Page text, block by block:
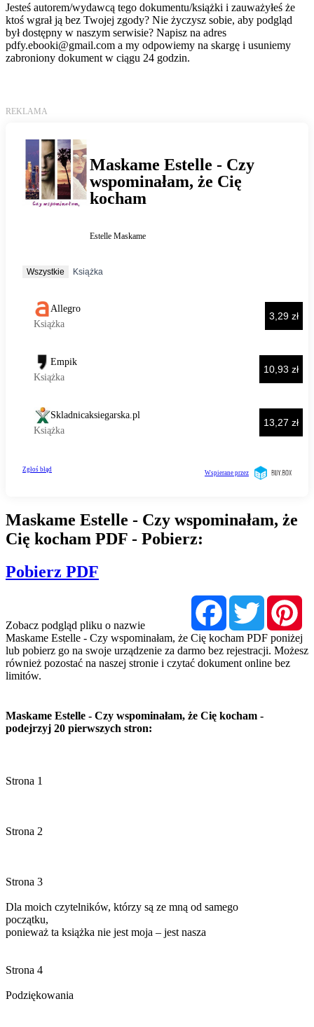
Jesteś autorem/wydawcą tego dokumentu/książki i zauważyłeś że
ktoś wgrał ją bez Twojej zgody? Nie życzysz sobie, aby podgląd
był dostępny w naszym serwisie? Napisz na adres
pdfy.ebooki@gmail.com a my odpowiemy na skargę i usuniemy
zabroniony dokument w ciągu 24 godzin.
Maskame Estelle - Czy wspominałam, że
Cię kocham PDF - Pobierz:
Pobierz PDF
FacebookTwitter
Zobacz podgląd pliku o nazwie
Maskame Estelle - Czy wspominałam, że Cię kocham PDF poniżej
lub pobierz go na swoje urządzenie za darmo bez rejestracji. Możesz
również pozostać na naszej stronie i czytać dokument online bez
limitów.
Maskame Estelle - Czy wspominałam, że Cię kocham -
podejrzyj 20 pierwszych stron: